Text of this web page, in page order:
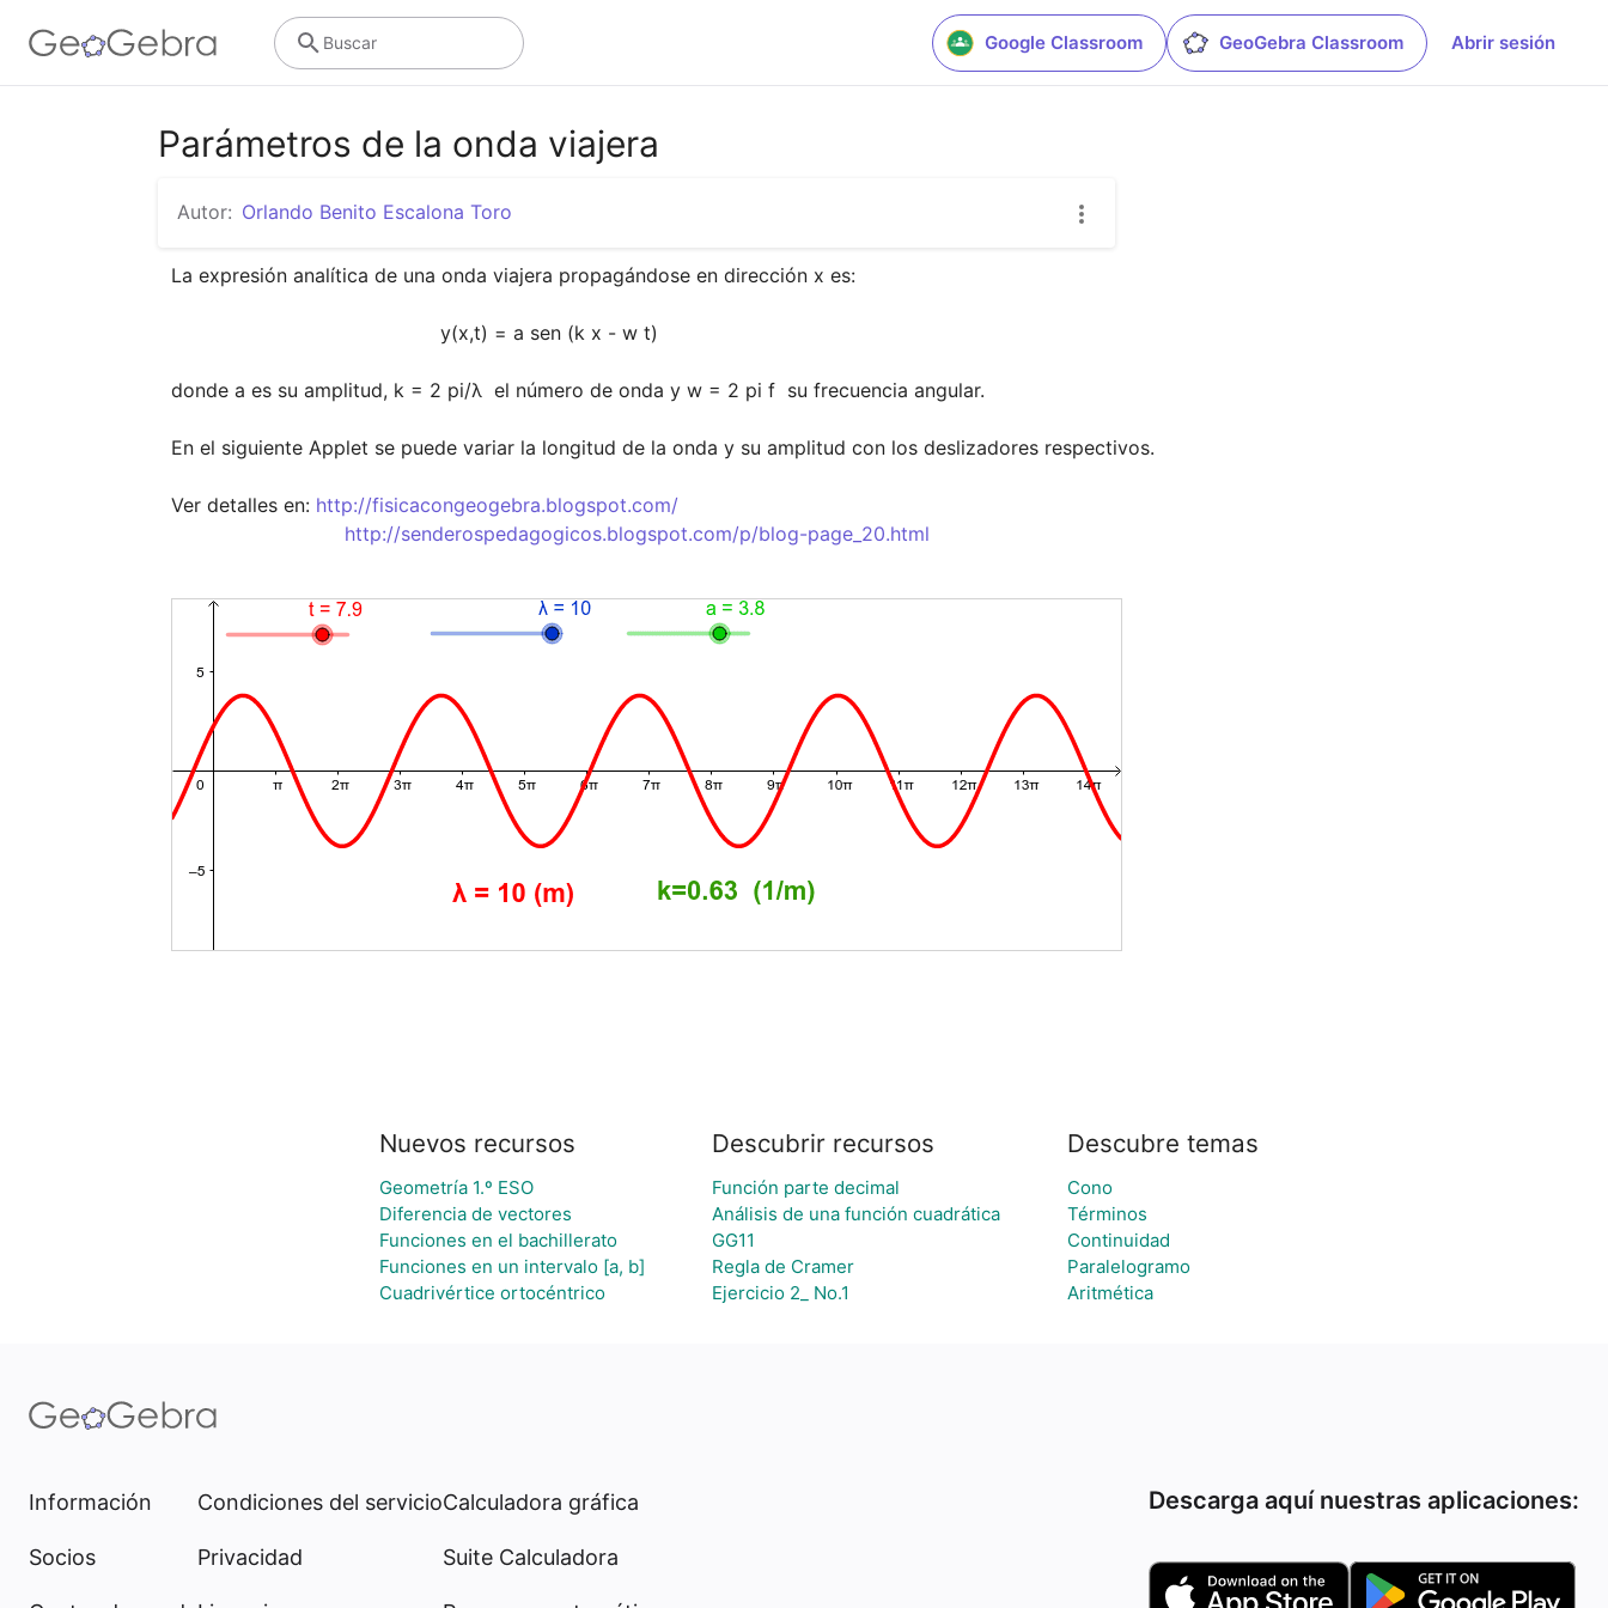
Google Classroom GeoGebra Classroom Abrir sesión
Buscar
Parámetros de la onda viajera
Autor: Orlando Benito Escalona Toro
La expresión analítica de una onda viajera propagándose en dirección x es:
                                             y(x,t) = a sen (k x - w t)
donde a es su amplitud, k = 2 pi/λ  el número de onda y w = 2 pi f  su frecuencia angular.
En el siguiente Applet se puede variar la longitud de la onda y su amplitud con los deslizadores respectivos.
Ver detalles en: http://fisicacongeogebra.blogspot.com/
http://senderospedagogicos.blogspot.com/p/blog-page_20.html
Nuevos recursos
Geometría 1.º ESO
Diferencia de vectores
Funciones en el bachillerato
Funciones en un intervalo [a, b]
Cuadrivértice ortocéntrico
Descubrir recursos
Función parte decimal
Análisis de una función cuadrática
GG11
Regla de Cramer
Ejercicio 2_ No.1
Descubre temas
Cono
Términos
Continuidad
Paralelogramo
Aritmética
Información
Socios
Condiciones del servicio
Privacidad
Calculadora gráfica
Suite Calculadora
Descarga aquí nuestras aplicaciones: